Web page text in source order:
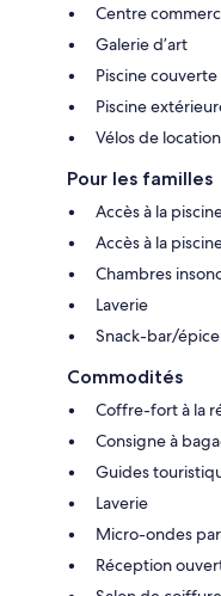
Centre
Galerie d’art
Piscine
Piscine
Vélos de location
Pour les familles
Accès à la
Accès à la
Chambres
Laverie
Snack-bar/
Commodités
Coffre-fort à la
Consigne à
Guides
Laverie
Micro-ondes
Réception